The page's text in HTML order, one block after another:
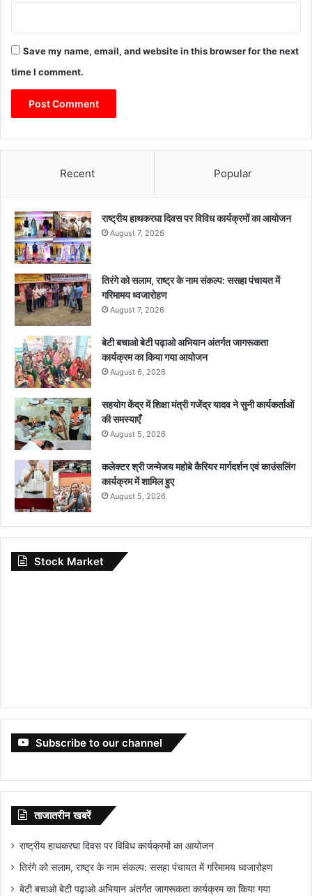
Save my name, email, and website in this browser for the next
time I comment.
Recent Popular
राष्ट्रीय हाथकरघा दिवस पर विविध कार्यक्रमों का आयोजन
August 7, 2026
तिरंगे को सलाम, राष्ट्र के नाम संकल्प: ससहा पंचायत में
गरिमामय ध्वजारोहण
August 7, 2026
बेटी बचाओ बेटी पढ़ाओ अभियान अंतर्गत जागरूकता
कार्यक्रम का किया गया आयोजन
August 6, 2026
सहयोग केंद्र में शिक्षा मंत्री गजेंद्र यादव ने सुनी कार्यकर्ताओं
की समस्याएँ
August 5, 2026
कलेक्टर श्री जन्मेजय महोबे कैरियर मार्गदर्शन एवं काउंसलिंग
कार्यक्रम में शामिल हुए
August 5, 2026
Stock Market
Subscribe to our channel
ताजातरीन खबरें
राष्ट्रीय हाथकरघा दिवस पर विविध कार्यक्रमों का आयोजन
तिरंगे को सलाम, राष्ट्र के नाम संकल्प: ससहा पंचायत में गरिमामय ध्वजारोहण
बेटी बचाओ बेटी पढ़ाओ अभियान अंतर्गत जागरूकता कार्यक्रम का किया गया